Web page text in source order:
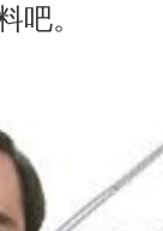
吧。